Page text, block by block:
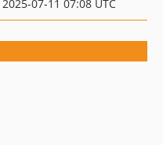
07-11 07:08 UTC